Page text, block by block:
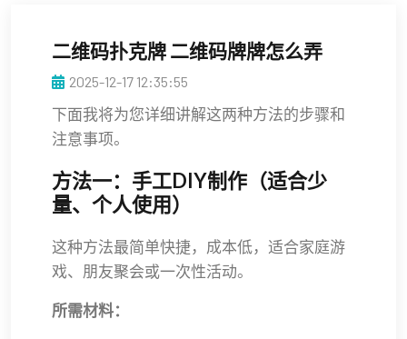
二维码扑克牌 二维码牌牌怎么弄
2025-12-17 12:35:55
下面我将为您详细讲解这两种方法的步骤和
注意事项。
方法一：手工DIY制作（适合少
量、个人使用）
这种方法最简单快捷，成本低，适合家庭游
戏、朋友聚会或一次性活动。
所需材料：